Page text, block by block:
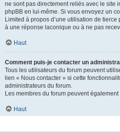
ne sont pas directement reliés avec le site
phpBB en lui-même. Si vous envoyez un
Limited à propos d’une utilisation de
à une réponse laconique ou à ne pas
Haut
Comment puis-je contacter un
Tous les utilisateurs du forum peuvent
lien « Nous contacter » si cette
administrateurs du forum.
Les membres du forum peuvent
Haut